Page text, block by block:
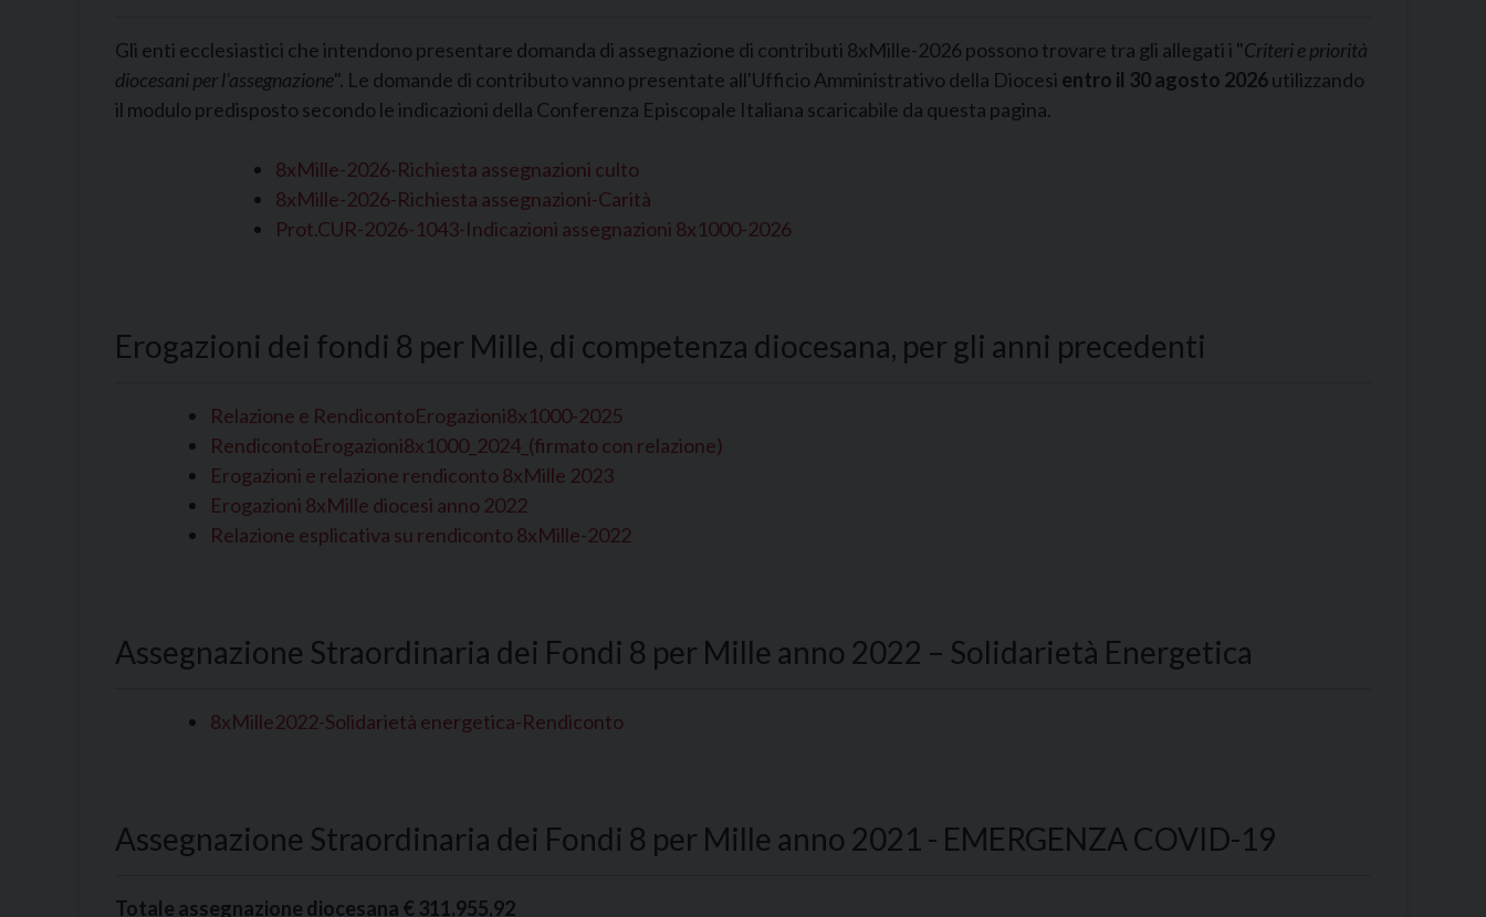
Gli enti ecclesiastici che intendono presentare domanda di assegnazione di contributi 8xMille-2026 possono trovare tra gli allegati i "Criteri e priorità
diocesani per l'assegnazione". Le domande di contributo vanno presentate all'Ufficio Amministrativo della Diocesi entro il 30 agosto 2026utilizzando
il modulo predisposto secondo le indicazioni della Conferenza Episcopale Italiana scaricabile da questa pagina.
8xMille-2026-Richiesta assegnazioni culto
8xMille-2026-Richiesta assegnazioni-Carità
Prot.CUR-2026-1043-Indicazioni assegnazioni 8x1000-2026
Erogazioni dei fondi 8 per Mille, di competenza diocesana, per gli anni precedenti
Relazione e RendicontoErogazioni8x1000-2025
RendicontoErogazioni8x1000_2024_(firmato con relazione)
Erogazioni e relazione rendiconto 8xMille 2023
Erogazioni 8xMille diocesi anno 2022
Relazione esplicativa su rendiconto 8xMille-2022
Assegnazione Straordinaria dei Fondi 8 per Mille anno 2022 – Solidarietà Energetica
8xMille2022-Solidarietà energetica-Rendiconto
Assegnazione Straordinaria dei Fondi 8 per Mille anno 2021 - EMERGENZA COVID-19
Totale assegnazione diocesana € 311.955,92